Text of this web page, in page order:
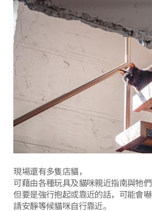
現場還有多隻店貓，
可藉由各種玩具及貓咪親近指南與牠們
但要是強行抱起或靠近的話，可能會嚇
請安靜等候貓咪自行靠近。